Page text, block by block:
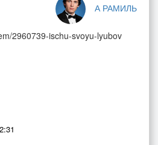
А РАМИЛЬ
2960739-ischu-svoyu-lyubov